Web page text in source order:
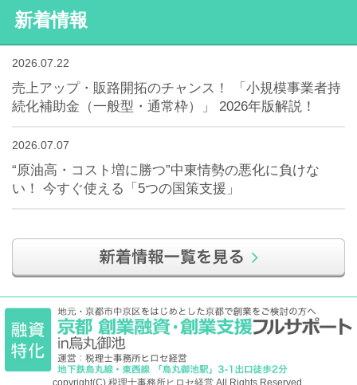
新着情報
2026.07.22
売上アップ・販路開拓のチャンス！ 「小規模事業者持
続化補助金（一般型・通常枠）」 2026年版解説！
2026.07.07
“原油高・コスト増に勝つ”中東情勢の悪化に負けな
い！ 今すぐ使える「5つの国策支援」
copyright(C) 税理士事務所ヒロセ経営 All Rights Reserved.